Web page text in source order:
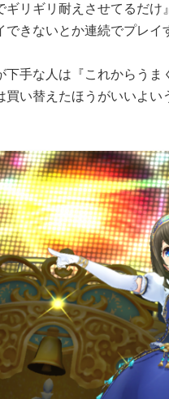
リギリ耐えさせてるだけ
きないとか連続でプレイ
手な人は『これからうま
い替えたほうがいいよい